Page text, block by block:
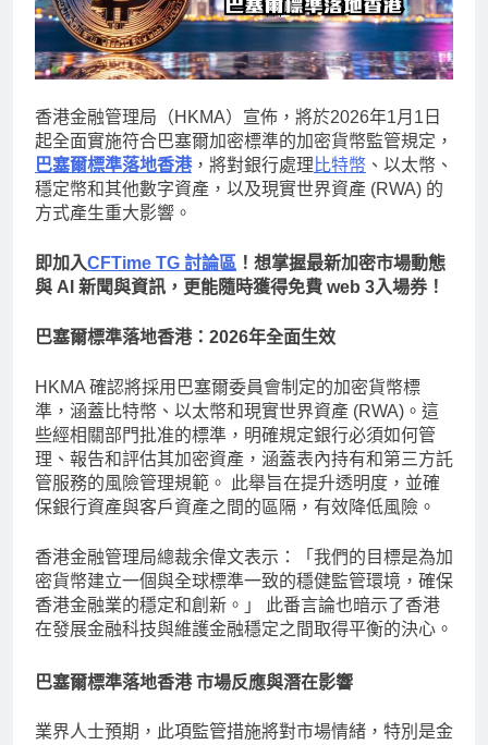
香港金融管理局（HKMA）宣佈，將於2026年1月1日
起全面實施符合巴塞爾加密標準的加密貨幣監管規定，
巴塞爾標準落地香港，將對銀行處理 比特幣 、以太幣、
穩定幣和其他數字資產，以及現實世界資產 (RWA) 的
方式產生重大影響。
即加入CFTime TG 討論區 ！想掌握最新加密市場動態
與 AI 新聞與資訊，更能隨時獲得免費 web 3入場券！
巴塞爾標準落地香港：2026年全面生效
HKMA 確認將採用巴塞爾委員會制定的加密貨幣標
準，涵蓋比特幣、以太幣和現實世界資產 (RWA)。這
些經相關部門批准的標準，明確規定銀行必須如何管
理、報告和評估其加密資產，涵蓋表內持有和第三方託
管服務的風險管理規範。 此舉旨在提升透明度，並確
保銀行資產與客戶資產之間的區隔，有效降低風險。
香港金融管理局總裁余偉文表示：「我們的目標是為加
密貨幣建立一個與全球標準一致的穩健監管環境，確保
香港金融業的穩定和創新。」 此番言論也暗示了香港
在發展金融科技與維護金融穩定之間取得平衡的決心。
巴塞爾標準落地香港市場反應與潛在影響
業界人士預期，此項監管措施將對市場情緒，特別是金